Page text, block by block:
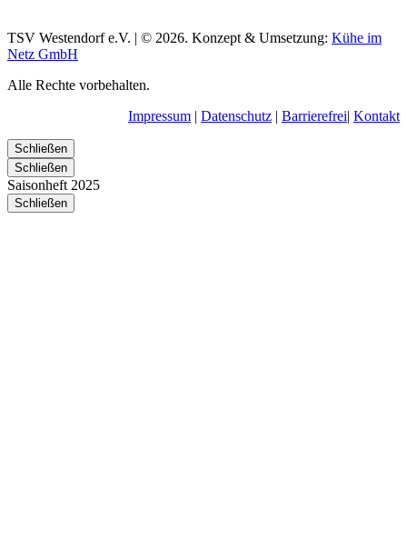
TSV Westendorf e.V. | © 2026. Konzept & Umsetzung: Kühe im
Netz GmbH
Alle Rechte vorbehalten.
Impressum | Datenschutz | Barrierefrei| Kontakt
Schließen
Schließen
Saisonheft 2025
Schließen